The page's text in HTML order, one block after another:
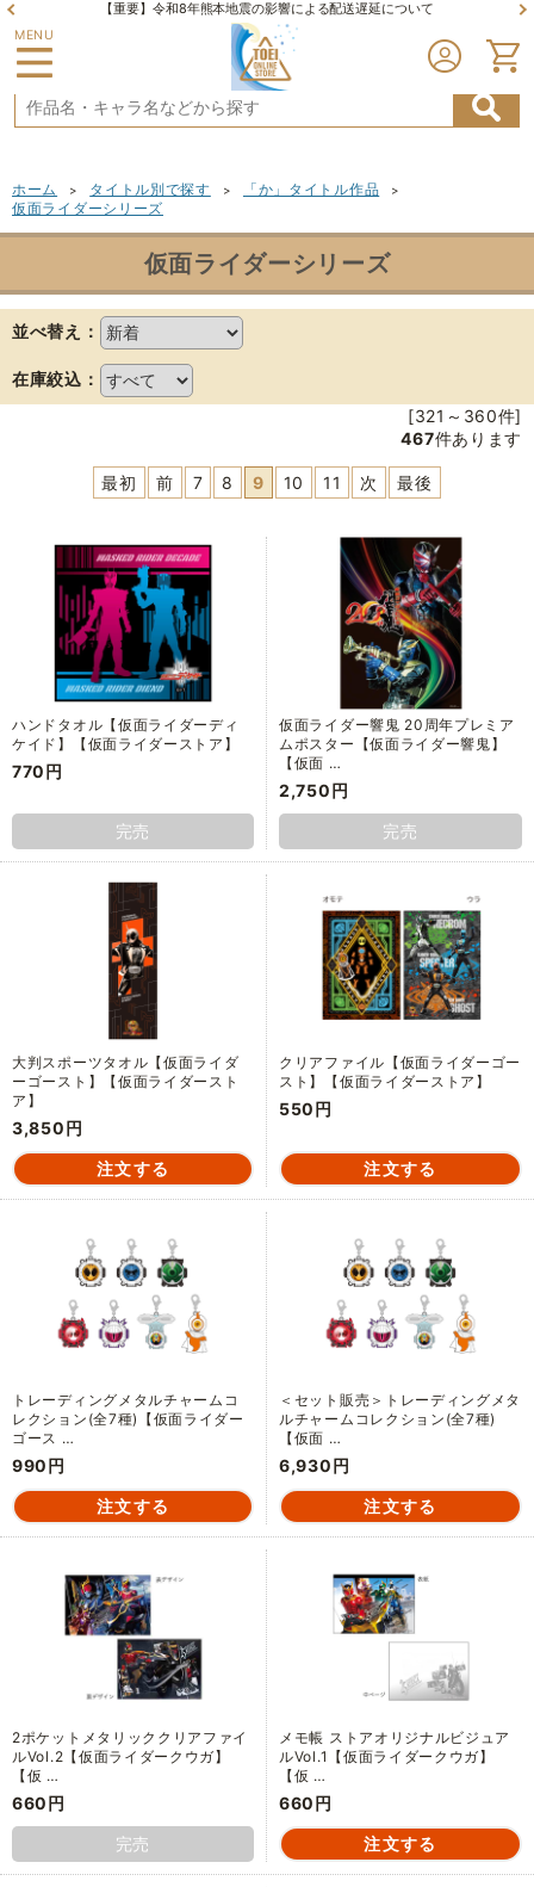
【重要】令和8年熊本地震の影響による配送遅延について
MENU
ホーム > タイトル別で探す > 「か」タイトル作品 >
仮面ライダーシリーズ
仮面ライダーシリーズ
並べ替え：
在庫絞込：
[321～360件]
467件あります
最初 前 7 8 9 10 11 次 最後
ハンドタオル【仮面ライダーディ
ケイド】【仮面ライダーストア】
770円
完売
仮面ライダー響鬼 20周年プレミア
ムポスター【仮面ライダー響鬼】
【仮面 …
2,750円
完売
大判スポーツタオル【仮面ライダ
ーゴースト】【仮面ライダースト
ア】
3,850円
クリアファイル【仮面ライダーゴー
スト】【仮面ライダーストア】
550円
トレーディングメタルチャームコ
レクション(全7種)【仮面ライダー
ゴース …
990円
＜セット販売＞トレーディングメタ
ルチャームコレクション(全7種)
【仮面 …
6,930円
2ポケットメタリッククリアファイ
ルVol.2【仮面ライダークウガ】
【仮 …
660円
完売
メモ帳 ストアオリジナルビジュア
ルVol.1【仮面ライダークウガ】
【仮 …
660円